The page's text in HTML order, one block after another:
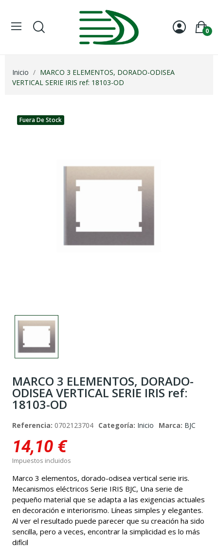
0
Inicio
MARCO 3 ELEMENTOS, DORADO-ODISEA
VERTICAL SERIE IRIS ref: 18103-OD
Fuera De Stock
MARCO 3 ELEMENTOS, DORADO-
ODISEA VERTICAL SERIE IRIS ref:
18103-OD
Referencia: 0702123704 Categoría: Inicio Marca: BJC
14,10 €
Impuestos incluidos
Marco 3 elementos, dorado-odisea vertical serie iris.
Mecanismos eléctricos Serie IRIS BJC, Una serie de
pequeño material que se adapta a las exigencias actuales
en decoración e interiorismo. Líneas simples y elegantes.
Al ver el resultado puede parecer que su creación ha sido
sencilla, pero a veces, encontrar la simplicidad es lo más
difícil